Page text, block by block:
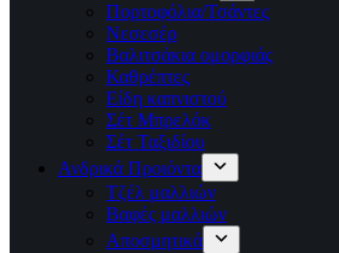
Πορτοφόλια/Τσάντες
Νεσεσέρ
Βαλιτσάκια ομορφιάς
Καθρέπτες
Είδη καπνιστού
Σέτ Μπρελόκ
Σέτ Ταξιδίου
Ανδρικά Προιόντα
Τζέλ μαλλιών
Βαφές μαλλιών
Αποσμητικά